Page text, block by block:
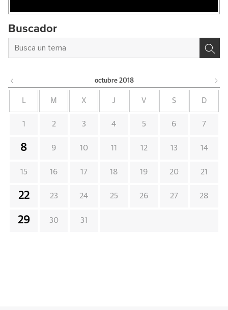
Buscador
octubre 2018
L M X J V S D
1 2 3 4 5 6 7
8 9 10 11 12 13 14
15 16 17 18 19 20 21
22 23 24 25 26 27 28
29 30 31